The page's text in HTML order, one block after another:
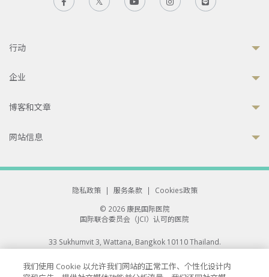
行动
企业
博客和文章
网站信息
隐私政策 | 服务条款 |
Cookies政策
© 2026 康民国际医院
国际联合委员会（JCI）认可的医院
33 Sukhumvit 3, Wattana, Bangkok 10110 Thailand.
All rights reserved.
我们使用 Cookie 以允许我们网站的正常工作、个性化设计内